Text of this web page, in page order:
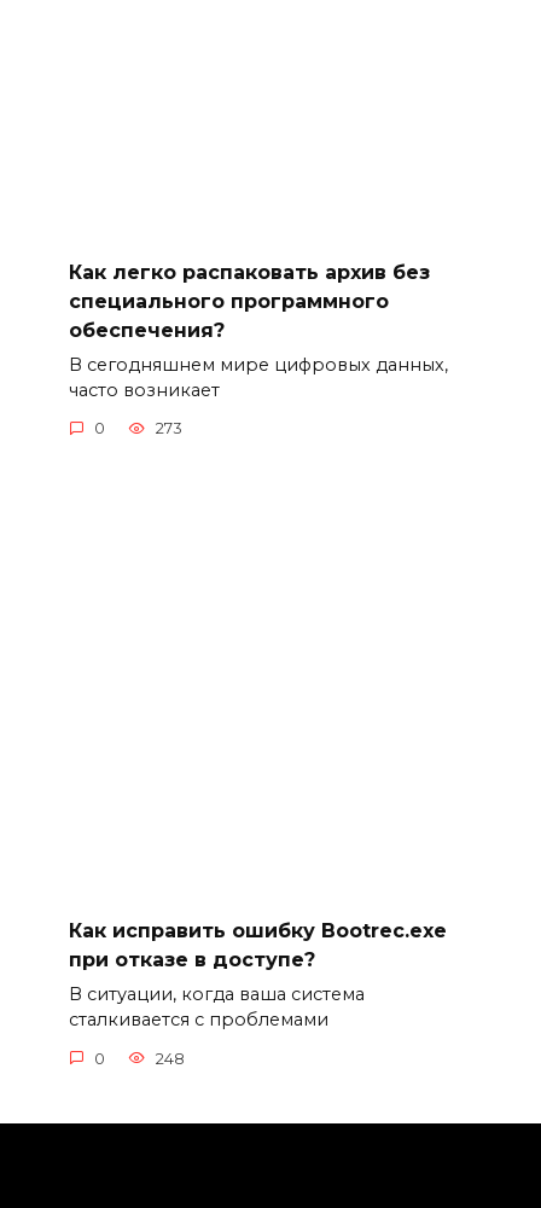
Как легко распаковать архив без
специального программного
обеспечения?
В сегодняшнем мире цифровых данных,
часто возникает
0 273
Как исправить ошибку Bootrec.exe
при отказе в доступе?
В ситуации, когда ваша система
сталкивается с проблемами
0 248